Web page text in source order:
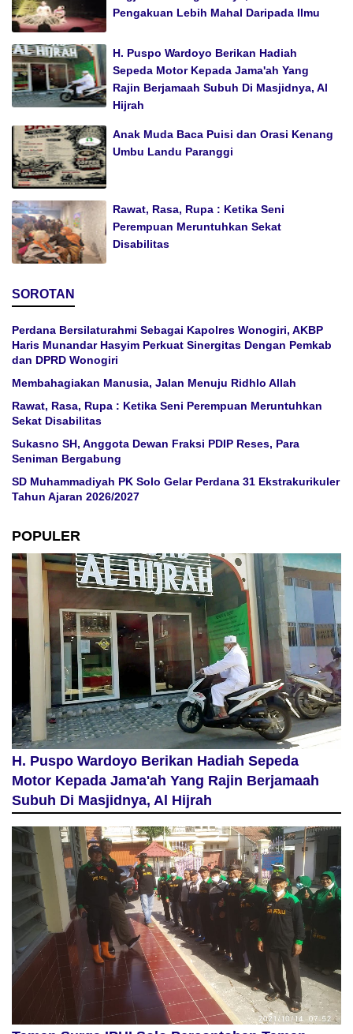
Pengakuan Lebih Mahal Daripada Ilmu
H. Puspo Wardoyo Berikan Hadiah
Sepeda Motor Kepada Jama'ah Yang
Rajin Berjamaah Subuh Di Masjidnya, Al
Hijrah
Anak Muda Baca Puisi dan Orasi Kenang
Umbu Landu Paranggi
Rawat, Rasa, Rupa : Ketika Seni
Perempuan Meruntuhkan Sekat
Disabilitas
SOROTAN
Perdana Bersilaturahmi Sebagai Kapolres Wonogiri, AKBP
Haris Munandar Hasyim Perkuat Sinergitas Dengan Pemkab
dan DPRD Wonogiri
Membahagiakan Manusia, Jalan Menuju Ridhlo Allah
Rawat, Rasa, Rupa : Ketika Seni Perempuan Meruntuhkan
Sekat Disabilitas
Sukasno SH, Anggota Dewan Fraksi PDIP Reses, Para
Seniman Bergabung
SD Muhammadiyah PK Solo Gelar Perdana 31 Ekstrakurikuler
Tahun Ajaran 2026/2027
POPULER
H. Puspo Wardoyo Berikan Hadiah Sepeda
Motor Kepada Jama'ah Yang Rajin Berjamaah
Subuh Di Masjidnya, Al Hijrah